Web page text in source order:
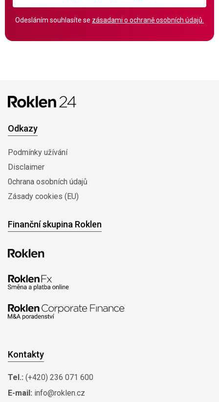
Odesláním souhlasíte se zásadami o ochraně osobních údajů.
Odkazy
Podmínky užívání
Disclaimer
0chrana osobních údajů
Zásady cookies (EU)
Finanční skupina Roklen
Kontakty
Tel.: (+420) 236 071 600
E-mail: info@roklen.cz